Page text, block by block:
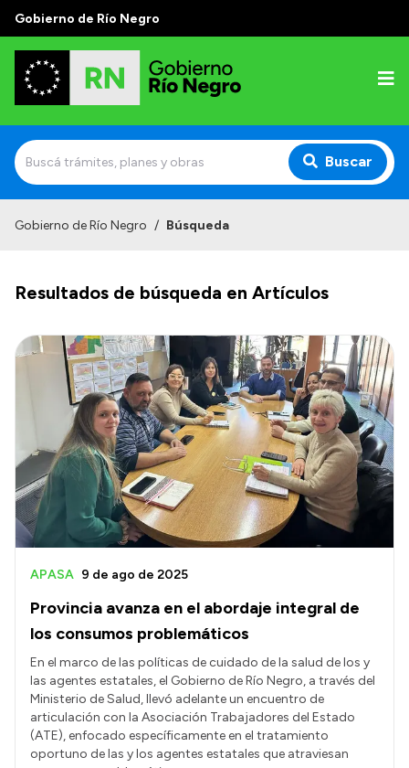
Gobierno de Río Negro
Buscar
Prensa
Autoridades y Organismos
Discursos en la Legislatura
Casa de Gobierno
Acerca de Río Negro
Historia
Geografía
Invertí en Río Negro
Transparencia
Presupuesto
Boletín Oficial
Compras y licitaciones
Consulta de expedientes
Gobierno de Río Negro / Búsqueda
Resultados de búsqueda en Artículos
Provincia avanza en el abordaje integral de
los consumos problemáticos
APASA 9 de ago de 2025
En el marco de las políticas de cuidado de la salud de los y
las agentes estatales, el Gobierno de Río Negro, a través del
Ministerio de Salud, llevó adelante un encuentro de
articulación con la Asociación Trabajadores del Estado
(ATE), enfocado específicamente en el tratamiento
oportuno de las y los agentes estatales que atraviesan